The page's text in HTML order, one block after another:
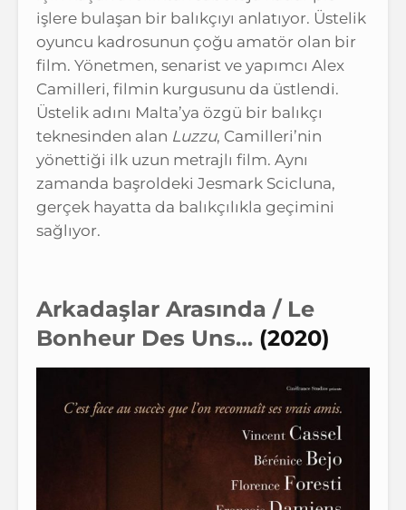
işlere bulaşan bir balıkçıyı anlatıyor. Üstelik
oyuncu kadrosunun çoğu amatör olan bir
film. Yönetmen, senarist ve yapımcı Alex
Camilleri, filmin kurgusunu da üstlendi.
Üstelik adını Malta’ya özgü bir balıkçı
teknesinden alan Luzzu, Camilleri’nin
yönettiği ilk uzun metrajlı film. Aynı
zamanda başroldeki Jesmark Scicluna,
gerçek hayatta da balıkçılıkla geçimini
sağlıyor.
Arkadaşlar Arasında / Le
Bonheur Des Uns… (2020)